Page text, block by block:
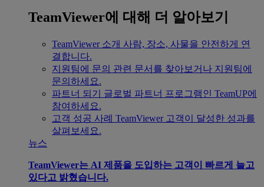
TeamViewer에 대해 더 알아보기
TeamViewer 소개 사람, 장소, 사물을 안전하게 연
결합니다.
지원팀에 문의 관련 문서를 찾아보거나 지원팀에
문의하세요.
파트너 되기
글로벌 파트너 프로그램인 TeamUP에
참여하세요.
고객 성공 사례 TeamViewer 고객이 달성한 성과를
살펴보세요.
뉴스
TeamViewer는 AI 제품을 도입하는 고객이 빠르게 늘고
있다고 밝혔습니다.